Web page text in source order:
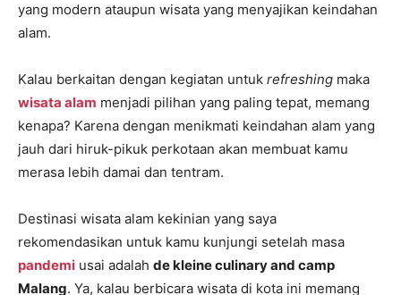
yang modern ataupun wisata yang menyajikan keindahan
alam.
Kalau berkaitan dengan kegiatan untuk refreshing maka
wisata alam menjadi pilihan yang paling tepat, memang
kenapa? Karena dengan menikmati keindahan alam yang
jauh dari hiruk-pikuk perkotaan akan membuat kamu
merasa lebih damai dan tentram.
Destinasi wisata alam kekinian yang saya
rekomendasikan untuk kamu kunjungi setelah masa
pandemi usai adalah de kleine culinary and camp
Malang. Ya, kalau berbicara wisata di kota ini memang